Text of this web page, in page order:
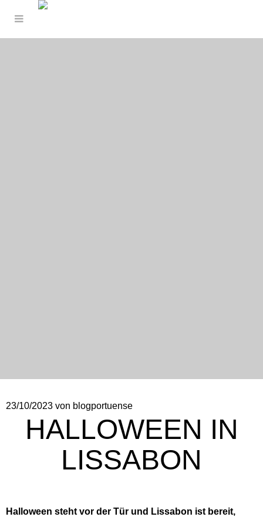
23/10/2023 von blogportuense
HALLOWEEN IN
LISSABON
Halloween steht vor der Tür und Lissabon ist bereit,